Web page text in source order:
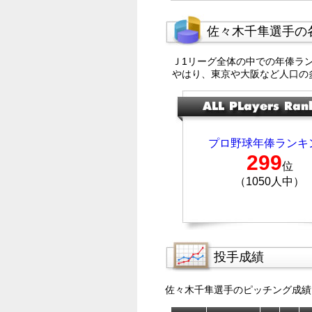
佐々木千隼選手の
Ｊ1リーグ全体の中での年俸ラ
やはり、東京や大阪など人口
プロ野球年俸ランキ
299位
（1050人中）
投手成績
佐々木千隼選手のピッチング成